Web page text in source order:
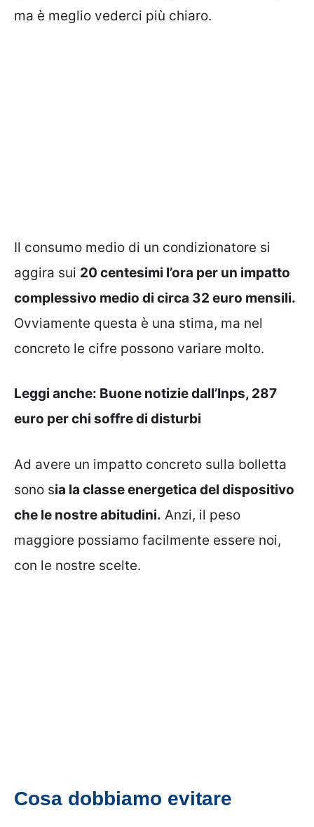
ma è meglio vederci più chiaro.
Il consumo medio di un condizionatore si
aggira sui 20 centesimi l’ora per un impatto
complessivo medio di circa 32 euro mensili.
Ovviamente questa è una stima, ma nel
concreto le cifre possono variare molto.
Leggi anche: Buone notizie dall’Inps, 287
euro per chi soffre di disturbi
Ad avere un impatto concreto sulla bolletta
sono sia la classe energetica del dispositivo
che le nostre abitudini. Anzi, il peso
maggiore possiamo facilmente essere noi,
con le nostre scelte.
Cosa dobbiamo evitare